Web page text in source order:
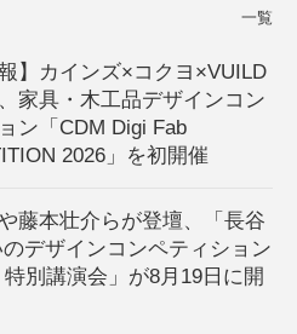
一覧
報】カインズ×コクヨ×VUILD
家具・木工品デザインコン
ン「CDM Digi Fab
2026」を初開催
藤本壮介らが登壇、「長谷
デザインコンペティション
別講演会」が8月19日に開